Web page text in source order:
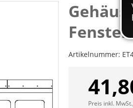
Fenster
Artikelnummer:
Preis inkl.